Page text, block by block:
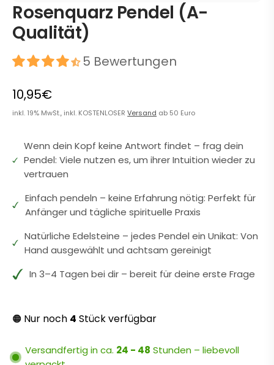
Rosenquarz Pendel (A-
Qualität)
5 Bewertungen
10,95€
inkl. 19% MwSt., inkl. KOSTENLOSERVersand ab 50 Euro
Wenn dein Kopf keine Antwort findet – frag dein
Pendel: Viele nutzen es, um ihrer Intuition wieder zu
vertrauen
Einfach pendeln – keine Erfahrung nötig: Perfekt für
Anfänger und tägliche spirituelle Praxis
Natürliche Edelsteine – jedes Pendel ein Unikat: Von
Hand ausgewählt und achtsam gereinigt
In 3–4 Tagen bei dir – bereit für deine erste Frage
🟠 Nur noch 4 Stück verfügbar
Versandfertig in ca. 24 - 48 Stunden – liebevoll